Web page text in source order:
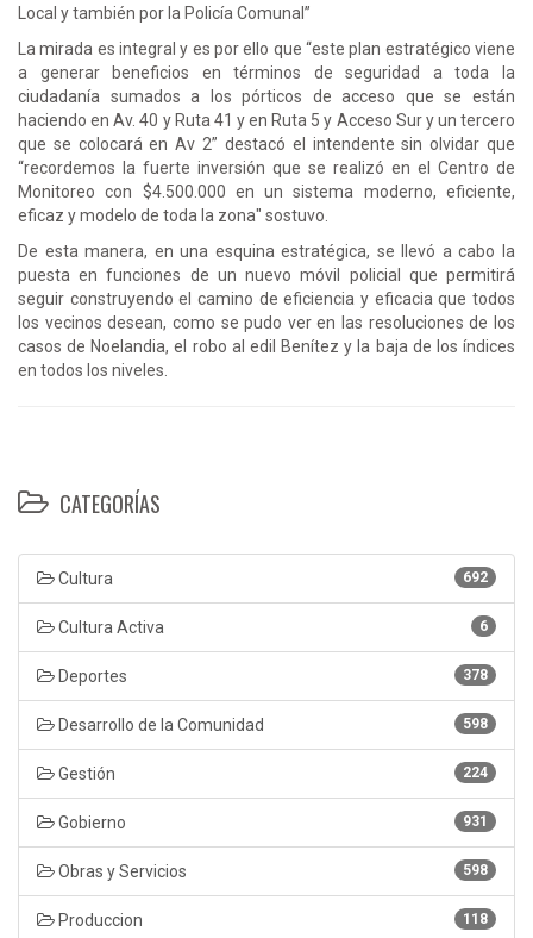
Local y también por la Policía Comunal”
La mirada es integral y es por ello que “este plan estratégico viene
a generar beneficios en términos de seguridad a toda la
ciudadanía sumados a los pórticos de acceso que se están
haciendo en Av. 40 y Ruta 41 y en Ruta 5 y Acceso Sur y un tercero
que se colocará en Av 2” destacó el intendente sin olvidar que
“recordemos la fuerte inversión que se realizó en el Centro de
Monitoreo con $4.500.000 en un sistema moderno, eficiente,
eficaz y modelo de toda la zona" sostuvo.
De esta manera, en una esquina estratégica, se llevó a cabo la
puesta en funciones de un nuevo móvil policial que permitirá
seguir construyendo el camino de eficiencia y eficacia que todos
los vecinos desean, como se pudo ver en las resoluciones de los
casos de Noelandia, el robo al edil Benítez y la baja de los índices
en todos los niveles.
CATEGORÍAS
692
Cultura
6
Cultura Activa
378
Deportes
598
Desarrollo de la Comunidad
224
Gestión
931
Gobierno
598
Obras y Servicios
118
Produccion